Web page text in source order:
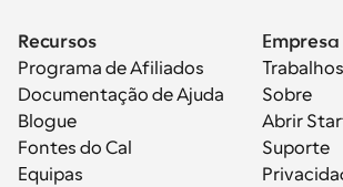
Recursos
Programa de Afiliados
Documentação de Ajuda
Blogue
Fontes do Cal
Equipas
Empresa
Trabalhos
Sobre
Abrir
Suporte